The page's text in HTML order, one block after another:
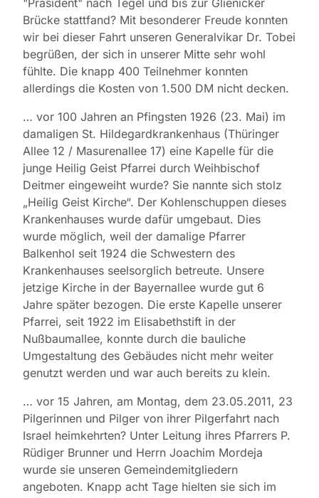
"Präsident" nach Tegel und bis zur Glienicker
Brücke stattfand? Mit besonderer Freude konnten
wir bei dieser Fahrt unseren Generalvikar Dr. Tobei
begrüßen, der sich in unserer Mitte sehr wohl
fühlte. Die knapp 400 Teilnehmer konnten
allerdings die Kosten von 1.500 DM nicht decken.
… vor 100 Jahren an Pfingsten 1926 (23. Mai) im
damaligen St. Hildegardkrankenhaus (Thüringer
Allee 12 / Masurenallee 17) eine Kapelle für die
junge Heilig Geist Pfarrei durch Weihbischof
Deitmer eingeweiht wurde? Sie nannte sich stolz
„Heilig Geist Kirche“. Der Kohlenschuppen dieses
Krankenhauses wurde dafür umgebaut. Dies
wurde möglich, weil der damalige Pfarrer
Balkenhol seit 1924 die Schwestern des
Krankenhauses seelsorglich betreute. Unsere
jetzige Kirche in der Bayernallee wurde gut 6
Jahre später bezogen. Die erste Kapelle unserer
Pfarrei, seit 1922 im Elisabethstift in der
Nußbaumallee, konnte durch die bauliche
Umgestaltung des Gebäudes nicht mehr weiter
genutzt werden und war auch bereits zu klein.
… vor 15 Jahren, am Montag, dem 23.05.2011, 23
Pilgerinnen und Pilger von ihrer Pilgerfahrt nach
Israel heimkehrten? Unter Leitung ihres Pfarrers P.
Rüdiger Brunner und Herrn Joachim Mordeja
wurde sie unseren Gemeindemitgliedern
angeboten. Knapp acht Tage hielten sie sich im